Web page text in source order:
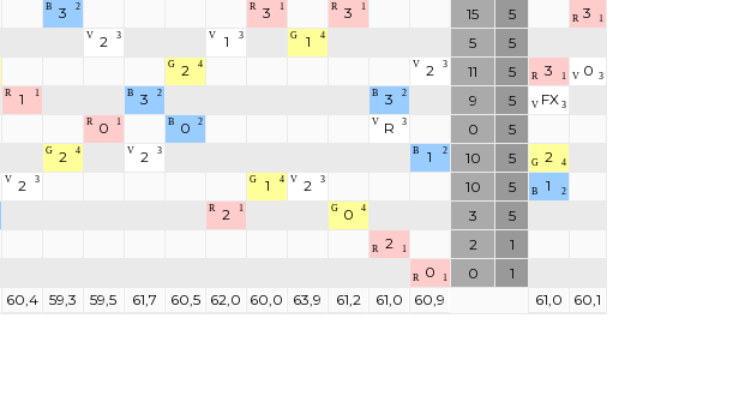
B 3 2 R 3 1 R 3 1 15 5 3
R 1
V 2 3 V 1 3 G 1 4 5
5
G 2 4 V 2 3 11 5 3
R 1 0
V 3
R 1 1 B 3 2 B 3 2 9 5 FX
V 3
R 0 1 B 0 2 V R 3 0
5
G 2 4 V 2 3 B 1 2 10 5 2
G 4
V 2 3 G 1 4 V 2 3 10 5 1
B 2
R 2 1 G 0 4 3
5
2
R 1 2
1
0
R 1 0
1
60,4 59,3 59,5 61,7 60,5 62,0 60,0 63,9 61,2 61,0 60,9 61,0 60,1